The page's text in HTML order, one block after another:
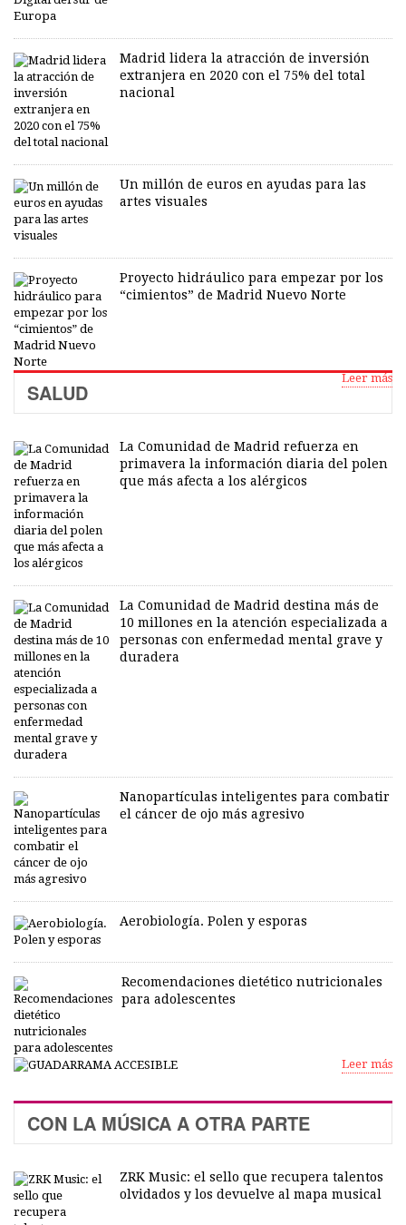
Madrid lidera la atracción de inversión
extranjera en 2020 con el 75% del total
nacional
Un millón de euros en ayudas para las
artes visuales
Proyecto hidráulico para empezar por los
“cimientos” de Madrid Nuevo Norte
Leer más
SALUD
La Comunidad de Madrid refuerza en
primavera la información diaria del polen
que más afecta a los alérgicos
La Comunidad de Madrid destina más de
10 millones en la atención especializada a
personas con enfermedad mental grave y
duradera
Nanopartículas inteligentes para combatir
el cáncer de ojo más agresivo
Aerobiología. Polen y esporas
Recomendaciones dietético nutricionales
para adolescentes
Leer más
CON LA MÚSICA A OTRA PARTE
ZRK Music: el sello que recupera talentos
olvidados y los devuelve al mapa musical